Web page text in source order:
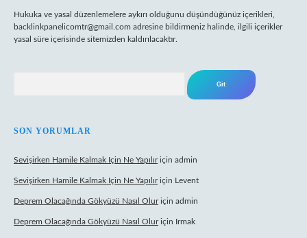
Hukuka ve yasal düzenlemelere aykırı olduğunu düşündüğünüz içerikleri,
backlinkpanelicomtr@gmail.com adresine bildirmeniz halinde, ilgili içerikler
yasal süre içerisinde sitemizden kaldırılacaktır.
SON YORUMLAR
Sevişirken Hamile Kalmak Için Ne Yapılıriçin admin
Sevişirken Hamile Kalmak Için Ne Yapılıriçin Levent
Deprem Olacağında Gökyüzü Nasıl Oluriçin admin
Deprem Olacağında Gökyüzü Nasıl Oluriçin Irmak